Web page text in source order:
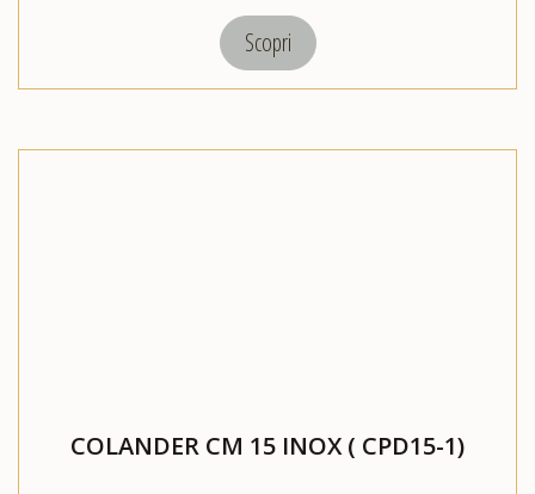
Scopri
COLANDER CM 15 INOX ( CPD15-1)